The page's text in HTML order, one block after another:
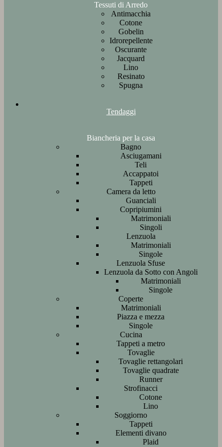
Tessuti di Arredo
Antimacchia
Cotone
Gobelin
Idrorepellente
Oscurante
Jacquard
Lino
Resinato
Spugna
Tendaggi
Biancheria per la casa
Bagno
Asciugamani
Teli
Accappatoi
Tappeti
Camera da letto
Guanciali
Copripiumini
Matrimoniali
Singoli
Lenzuola
Matrimoniali
Singole
Lenzuola Sfuse
Lenzuola da Sotto con Angoli
Matrimoniali
Singole
Coperte
Matrimoniali
Piazza e mezza
Singole
Cucina
Tappeti a metro
Tovaglie
Tovaglie rettangolari
Tovaglie quadrate
Runner
Strofinacci
Cotone
Lino
Soggiorno
Tappeti
Elementi divano
Plaid